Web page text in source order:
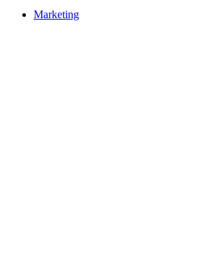
Marketing